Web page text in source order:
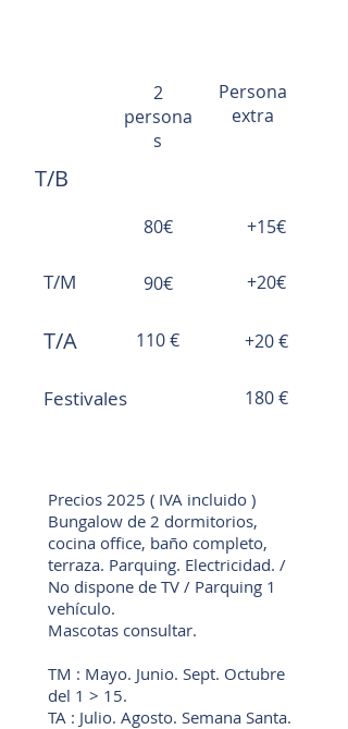
2
persona
s
Persona
extra
T/B
80€ +15€
90€
T/M +20€
110 €
T/A +20 €
180 €
Festivales
Precios 2025 ( IVA incluido )
Bungalow de 2 dormitorios,
cocina office, baño completo,
terraza. Parquing. Electricidad. /
No dispone de TV / Parquing 1
vehículo.
Mascotas consultar.
TM : Mayo. Junio. Sept. Octubre
del 1 > 15.
TA : Julio. Agosto. Semana Santa.